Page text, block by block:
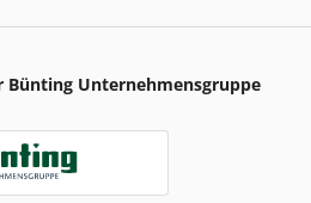
Bünting Unternehmensgruppe